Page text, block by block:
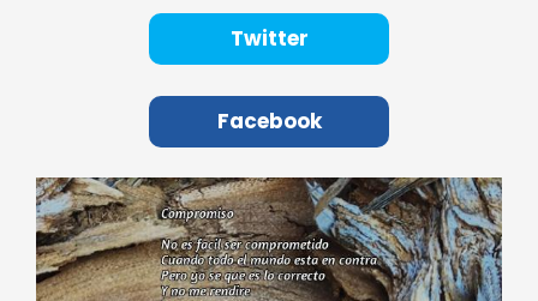
Twitter
Facebook